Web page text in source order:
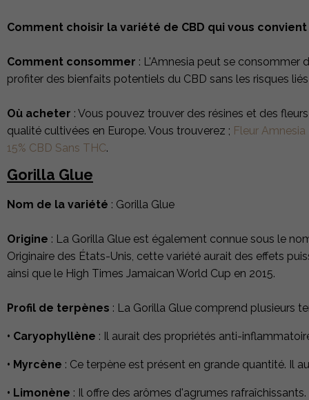
Comment choisir la variété de CBD qui vous convient
Comment consommer : L'Amnesia peut se consommer
profiter des bienfaits potentiels du CBD sans les risques
Où acheter : Vous pouvez trouver des résines et des
qualité cultivées en Europe. Vous trouverez ; Fleur Amnesia
15% CBD Sans THC.
Gorilla Glue
Nom de la variété : Gorilla Glue
Origine : La Gorilla Glue est également connue sous le
Originaire des États-Unis, cette variété aurait des effets
ainsi que le High Times Jamaican World Cup en 2015.
Profil de terpènes : La Gorilla Glue comprend plusieurs
• Caryophyllène : Il aurait des propriétés anti-
• Myrcène : Ce terpène est présent en grande quantité. Il
• Limonène : Il offre des arômes d'agrumes